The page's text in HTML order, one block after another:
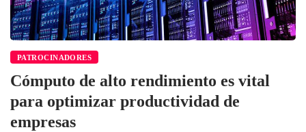
PATROCINADORES
Cómputo de alto rendimiento es vital
para optimizar productividad de
empresas